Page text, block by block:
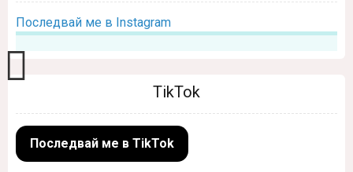
Последвай ме в Instagram
TikTok
Последвай ме в TikTok